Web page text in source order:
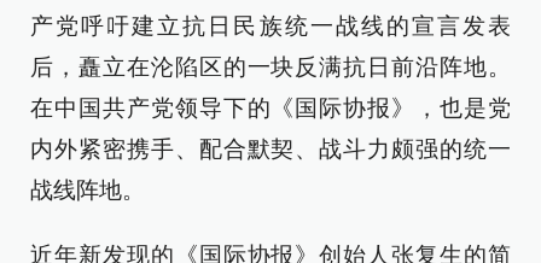
产党呼吁建立抗日民族统一战线的宣言发表
后，矗立在沦陷区的一块反满抗日前沿阵地。
在中国共产党领导下的《国际协报》，也是党
内外紧密携手、配合默契、战斗力颇强的统一
战线阵地。
近年新发现的《国际协报》创始人张复生的简